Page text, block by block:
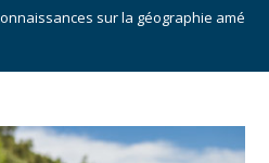
sur la géographie